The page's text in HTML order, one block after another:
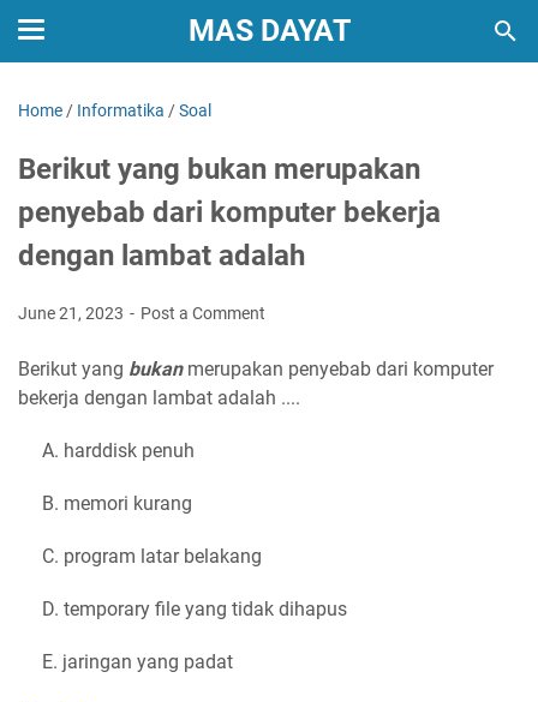
MAS DAYAT
Home / Informatika /Soal
Berikut yang bukan merupakan
penyebab dari komputer bekerja
dengan lambat adalah
June 21, 2023 Post a Comment
Berikut yang bukanmerupakan penyebab dari komputer
bekerja dengan lambat adalah ....
A. harddisk penuh
B. memori kurang
C. program latar belakang
D. temporary file yang tidak dihapus
E. jaringan yang padat